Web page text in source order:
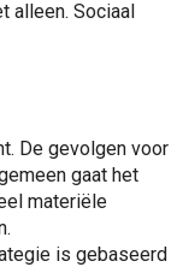
alleen. Sociaal
De gevolgen voor
gaat het
materiële
is gebaseerd